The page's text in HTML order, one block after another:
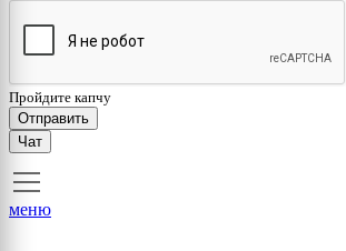
Пройдите капчу
Отправить
Чат
меню